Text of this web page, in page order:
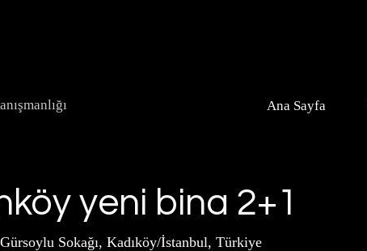
Ana Sayfa
yeni bina 2+1
Sokağı, Kadıköy/İstanbul, Türkiye